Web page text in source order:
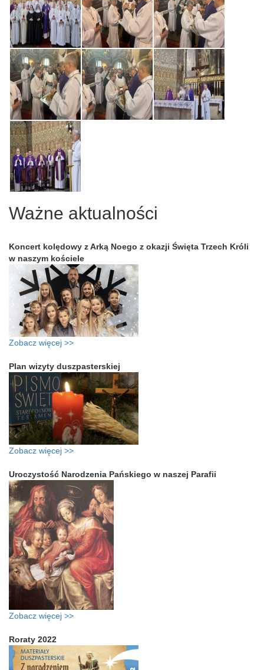
Ważne aktualności
Koncert kolędowy z Arką Noego z okazji Święta Trzech Króli
w naszym kościele
Zobacz więcej >>
Plan wizyty duszpasterskiej
Zobacz więcej >>
Uroczystość Narodzenia Pańskiego w naszej Parafii
Zobacz więcej >>
Roraty 2022